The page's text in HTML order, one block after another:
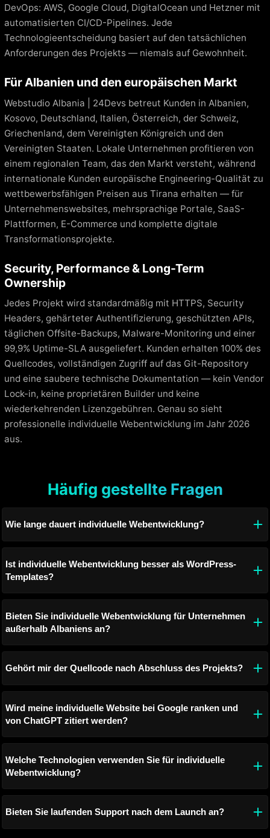
DevOps: AWS, Google Cloud, DigitalOcean und Hetzner mit
automatisierten CI/CD-Pipelines. Jede
Technologieentscheidung basiert auf den tatsächlichen
Anforderungen des Projekts — niemals auf Gewohnheit.
Für Albanien und den europäischen Markt
Webstudio Albania | 24Devs betreut Kunden in Albanien,
Kosovo, Deutschland, Italien, Österreich, der Schweiz,
Griechenland, dem Vereinigten Königreich und den
Vereinigten Staaten. Lokale Unternehmen profitieren von
einem regionalen Team, das den Markt versteht, während
internationale Kunden europäische Engineering-Qualität zu
wettbewerbsfähigen Preisen aus Tirana erhalten — für
Unternehmenswebsites, mehrsprachige Portale, SaaS-
Plattformen, E-Commerce und komplette digitale
Transformationsprojekte.
Security, Performance & Long-Term
Ownership
Jedes Projekt wird standardmäßig mit HTTPS, Security
Headers, gehärteter Authentifizierung, geschützten APIs,
täglichen Offsite-Backups, Malware-Monitoring und einer
99,9% Uptime-SLA ausgeliefert. Kunden erhalten 100% des
Quellcodes, vollständigen Zugriff auf das Git-Repository
und eine saubere technische Dokumentation — kein Vendor
Lock-in, keine proprietären Builder und keine
wiederkehrenden Lizenzgebühren. Genau so sieht
professionelle individuelle Webentwicklung im Jahr 2026
aus.
Häufig gestellte Fragen
Wie lange dauert individuelle Webentwicklung?
Ist individuelle Webentwicklung besser als WordPress-
Templates?
Bieten Sie individuelle Webentwicklung für Unternehmen
außerhalb Albaniens an?
Gehört mir der Quellcode nach Abschluss des Projekts?
Wird meine individuelle Website bei Google ranken und
von ChatGPT zitiert werden?
Welche Technologien verwenden Sie für individuelle
Webentwicklung?
Bieten Sie laufenden Support nach dem Launch an?